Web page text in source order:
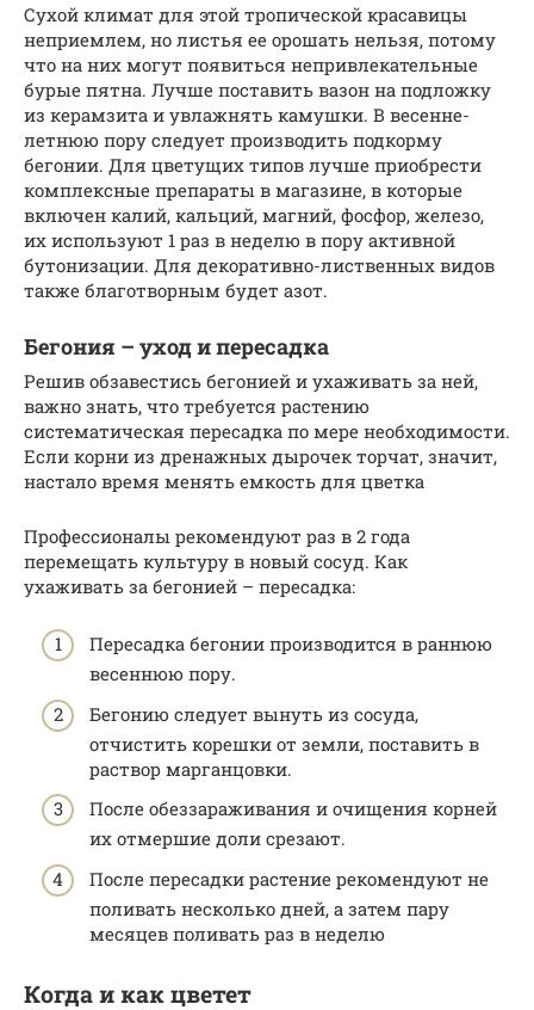
Сухой климат для этой тропической красавицы
неприемлем, но листья ее орошать нельзя, потому
что на них могут появиться непривлекательные
бурые пятна. Лучше поставить вазон на подложку
из керамзита и увлажнять камушки. В весенне-
летнюю пору следует производить подкорму
бегонии. Для цветущих типов лучше приобрести
комплексные препараты в магазине, в которые
включен калий, кальций, магний, фосфор, железо,
их используют 1 раз в неделю в пору активной
бутонизации. Для декоративно-лиственных видов
также благотворным будет азот.
Бегония – уход и пересадка
Решив обзавестись бегонией и ухаживать за ней,
важно знать, что требуется растению
систематическая пересадка по мере необходимости.
Если корни из дренажных дырочек торчат, значит,
настало время менять емкость для цветка
Профессионалы рекомендуют раз в 2 года
перемещать культуру в новый сосуд. Как
ухаживать за бегонией – пересадка:
Пересадка бегонии производится в раннюю
весеннюю пору.
Бегонию следует вынуть из сосуда,
отчистить корешки от земли, поставить в
раствор марганцовки.
После обеззараживания и очищения корней
их отмершие доли срезают.
После пересадки растение рекомендуют не
поливать несколько дней, а затем пару
месяцев поливать раз в неделю
Когда и как цветет